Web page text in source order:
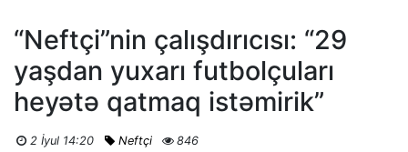
“Neftçi”nin çalışdırıcısı: “29
yaşdan yuxarı futbolçuları
heyətə qatmaq istəmirik”
2 İyul 14:20 Neftçi 846